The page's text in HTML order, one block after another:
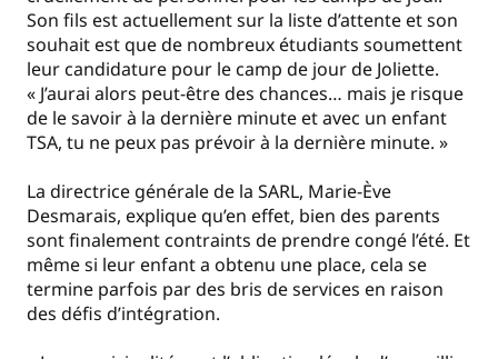
Son fils est actuellement sur la liste d’attente et son
souhait est que de nombreux étudiants soumettent
leur candidature pour le camp de jour de Joliette.
« J’aurai alors peut-être des chances… mais je risque
de le savoir à la dernière minute et avec un enfant
TSA, tu ne peux pas prévoir à la dernière minute. »
La directrice générale de la SARL, Marie-Ève
Desmarais, explique qu’en effet, bien des parents
sont finalement contraints de prendre congé l’été. Et
même si leur enfant a obtenu une place, cela se
termine parfois par des bris de services en raison
des défis d’intégration.